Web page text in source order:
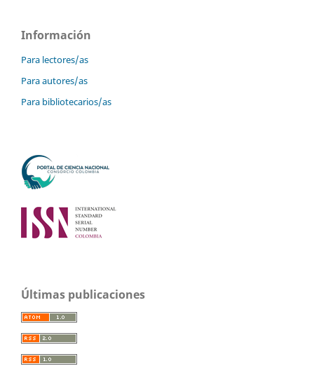
Información
Para lectores/as
Para autores/as
Para bibliotecarios/as
Últimas publicaciones